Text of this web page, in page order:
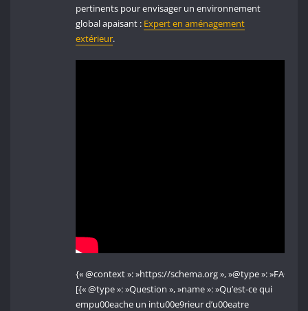
pertinents pour envisager un environnement
global apaisant : Expert en aménagement
extérieur.
{« @context »: »https://schema.org », »@type »:
[{« @type »: »Question », »name »: »Qu’est-ce qui
empu00eache un intu00e9rieur d’u00eatre